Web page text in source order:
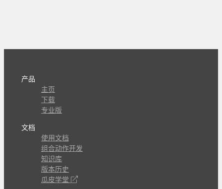
产品
主页
下载
专业版
文档
使用文档
组合动作开发
知识库
版本历史
瓜皮学堂